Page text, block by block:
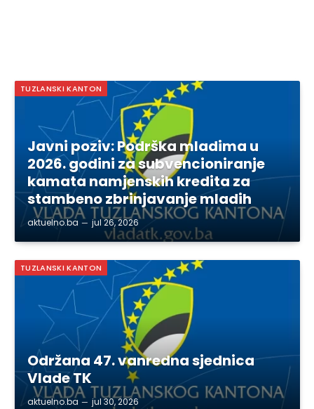
TUZLANSKI KANTON
Javni poziv: Podrška mladima u
2026. godini za subvencioniranje
kamata namjenskih kredita za
stambeno zbrinjavanje mladih
aktuelno.ba jul 26, 2026
TUZLANSKI KANTON
Održana 47. vanredna sjednica
Vlade TK
aktuelno.ba jul 30, 2026